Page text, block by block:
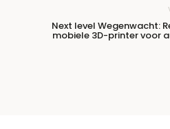
Next level Wegenwacht:
mobiele 3D-printer voor